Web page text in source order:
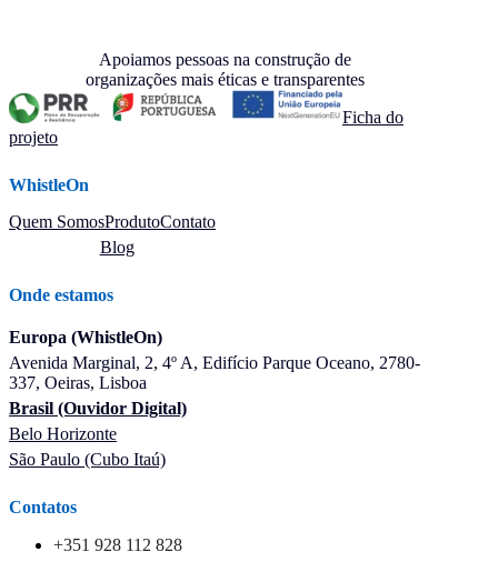
Apoiamos pessoas na construção de
organizações mais éticas e transparentes
Ficha do
projeto
WhistleOn
Quem SomosProdutoContato
Blog
Onde estamos
Europa (WhistleOn)
Avenida Marginal, 2, 4º A, Edifício Parque Oceano, 2780-
337, Oeiras, Lisboa
Brasil (Ouvidor Digital)
Belo Horizonte
São Paulo (Cubo Itaú)
Contatos
+351 928 112 828